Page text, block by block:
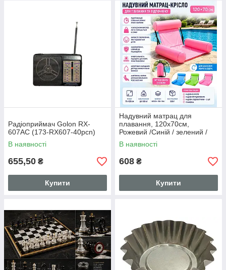
Радіоприймач Golon RX-
607AC (173-RX607-40pcn)
В наявності
655,50 ₴
Купити
Надувний матрац для
плавання, 120х70см,
Рожевий /Синій / зелений /
Водне крісло для плавання /
Складний матрац для
купання
В наявності
608 ₴
Купити